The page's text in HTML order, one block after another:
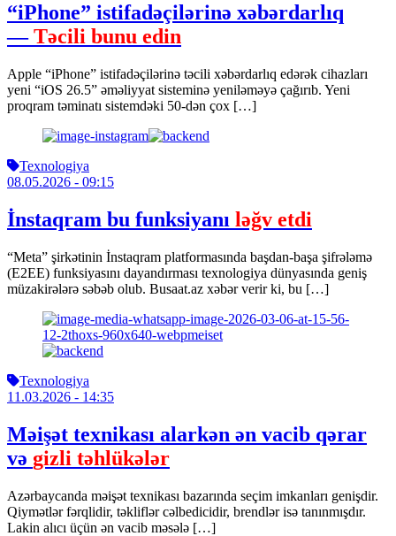
“iPhone” istifadəçilərinə xəbərdarlıq
—Təcili bunu edin
Apple “iPhone” istifadəçilərinə təcili xəbərdarlıq edərək cihazları
yeni “iOS 26.5” əməliyyat sisteminə yeniləməyə çağırıb. Yeni
proqram təminatı sistemdəki 50-dən çox […]
Texnologiya
08.05.2026 - 09:15
İnstaqram bu funksiyanı ləğv etdi
“Meta” şirkətinin İnstaqram platformasında başdan-başa şifrələmə
(E2EE) funksiyasını dayandırması texnologiya dünyasında geniş
müzakirələrə səbəb olub. Busaat.az xəbər verir ki, bu […]
Texnologiya
11.03.2026 - 14:35
Məişət texnikası alarkən ən vacib qərar
və gizli təhlükələr
Azərbaycanda məişət texnikası bazarında seçim imkanları genişdir.
Qiymətlər fərqlidir, təkliflər cəlbedicidir, brendlər isə tanınmışdır.
Lakin alıcı üçün ən vacib məsələ […]